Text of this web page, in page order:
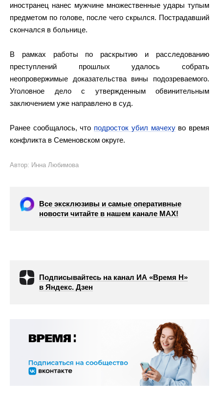
иностранец нанес мужчине множественные удары тупым
предметом по голове, после чего скрылся. Пострадавший
скончался в больнице.
В рамках работы по раскрытию и расследованию
преступлений прошлых удалось собрать
неопровержимые доказательства вины подозреваемого.
Уголовное дело с утвержденным обвинительным
заключением уже направлено в суд.
Ранее сообщалось, что подросток убил мачехуво время
конфликта в Семеновском округе.
Автор: Инна Любимова
Все эксклюзивы и самые оперативные
новости читайте в нашем канале МАХ!
Подписывайтесь на канал ИА «Время Н»
в Яндекс. Дзен